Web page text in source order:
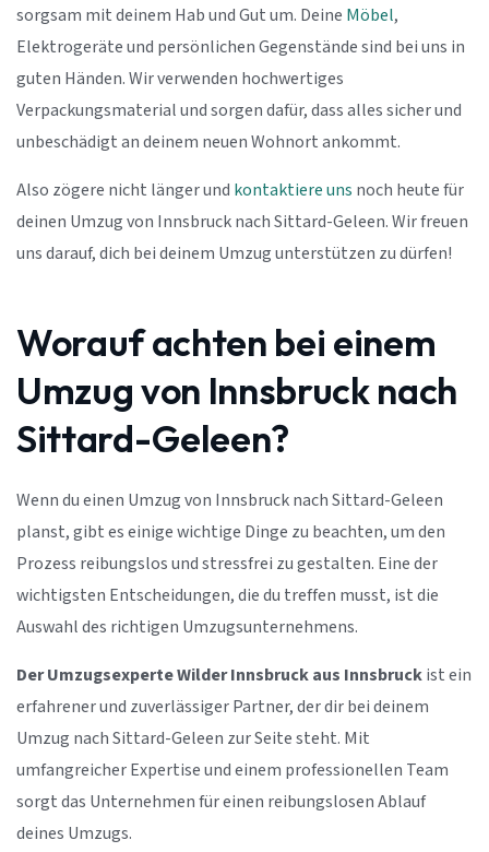
sorgsam mit deinem Hab und Gut um. Deine Möbel,
Elektrogeräte und persönlichen Gegenstände sind bei uns in
guten Händen. Wir verwenden hochwertiges
Verpackungsmaterial und sorgen dafür, dass alles sicher und
unbeschädigt an deinem neuen Wohnort ankommt.
Also zögere nicht länger und kontaktiere uns noch heute für
deinen Umzug von Innsbruck nach Sittard-Geleen. Wir freuen
uns darauf, dich bei deinem Umzug unterstützen zu dürfen!
Worauf achten bei einem
Umzug von Innsbruck nach
Sittard-Geleen?
Wenn du einen Umzug von Innsbruck nach Sittard-Geleen
planst, gibt es einige wichtige Dinge zu beachten, um den
Prozess reibungslos und stressfrei zu gestalten. Eine der
wichtigsten Entscheidungen, die du treffen musst, ist die
Auswahl des richtigen Umzugsunternehmens.
Der Umzugsexperte Wilder Innsbruck aus Innsbruckist ein
erfahrener und zuverlässiger Partner, der dir bei deinem
Umzug nach Sittard-Geleen zur Seite steht. Mit
umfangreicher Expertise und einem professionellen Team
sorgt das Unternehmen für einen reibungslosen Ablauf
deines Umzugs.